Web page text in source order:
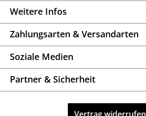
Weitere Infos
Zahlungsarten & Versandarten
Soziale Medien
Partner & Sicherheit